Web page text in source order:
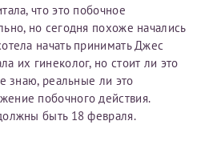
что это побочное
но сегодня похоже начались
начать принимать Джес
их гинеколог, но стоит ли это
знаю, реальные ли это
побочного действия.
быть 18 февраля.
помочь вам, предоставив
рекомендации на основе
ваш вопрос,
на него как можно
ознакомился с уведомлением,
первом заявлении. После отправки готового документа
справки на другого
налогоплательщика не выполняются. Пожалуйста,
все данные перед отправкой
получите письмо на указанную